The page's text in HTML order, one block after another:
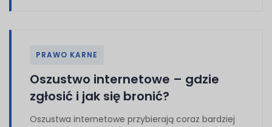
PRAWO KARNE
Oszustwo internetowe – gdzie
zgłosić i jak się bronić?
Oszustwa internetowe przybierają coraz bardziej